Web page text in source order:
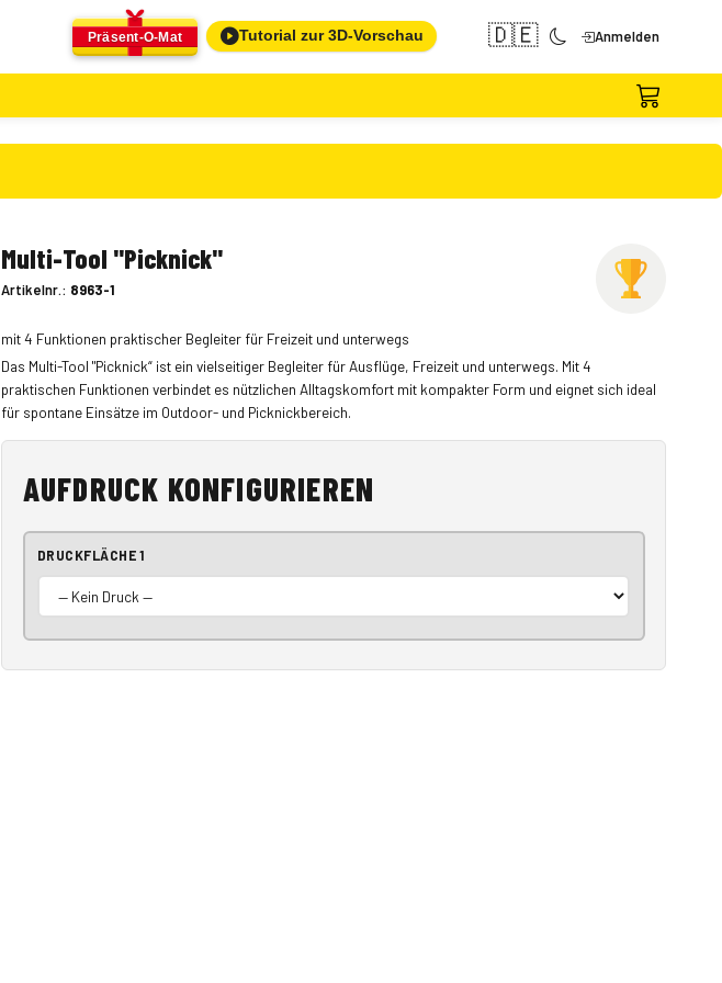
Präsent-O-Mat Tutorial zur 3D-Vorschau 🇩🇪 Anmelden
Multi-Tool "Picknick"
Artikelnr.: 8963-1
mit 4 Funktionen praktischer Begleiter für Freizeit und unterwegs
Das Multi-Tool "Picknick“ ist ein vielseitiger Begleiter für Ausflüge, Freizeit und unterwegs. Mit 4
praktischen Funktionen verbindet es nützlichen Alltagskomfort mit kompakter Form und eignet sich ideal
für spontane Einsätze im Outdoor- und Picknickbereich.
AUFDRUCK KONFIGURIEREN
DRUCKFLÄCHE 1